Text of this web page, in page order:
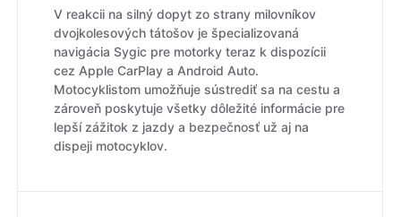
V reakcii na silný dopyt zo strany milovníkov
dvojkolesových tátošov je špecializovaná
navigácia Sygic pre motorky teraz k dispozícii
cez Apple CarPlay a Android Auto.
Motocyklistom umožňuje sústrediť sa na cestu a
zároveň poskytuje všetky dôležité informácie pre
lepší zážitok z jazdy a bezpečnosť už aj na
dispeji motocyklov.